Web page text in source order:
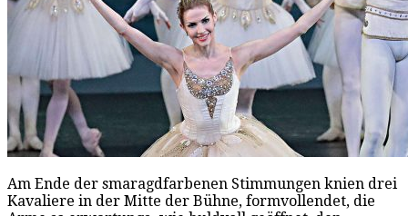
Am Ende der smaragdfarbenen Stimmungen knien drei
Kavaliere in der Mitte der Bühne, formvollendet, die